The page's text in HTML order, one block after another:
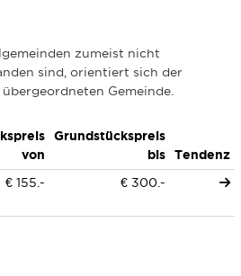
zumeist nicht
sind, orientiert sich der
Gemeinde.
von
Grundstückspreis
bis
Tendenz
€ 155.- € 300.-